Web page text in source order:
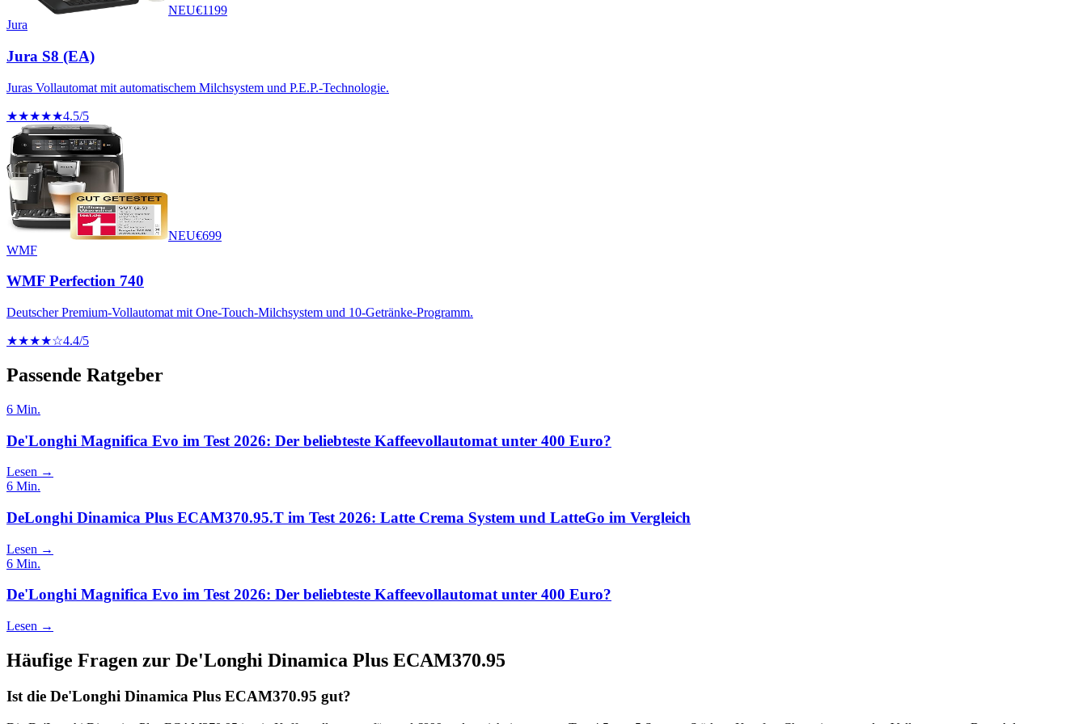
NEU€1199
Jura
Jura S8 (EA)
Juras Vollautomat mit automatischem Milchsystem und P.E.P.-Technologie.
★★★★★4.5/5
NEU€699
WMF
WMF Perfection 740
Deutscher Premium-Vollautomat mit One-Touch-Milchsystem und 10-Getränke-Programm.
★★★★☆4.4/5
Passende Ratgeber
6 Min.
De'Longhi Magnifica Evo im Test 2026: Der beliebteste Kaffeevollautomat unter 400 Euro?
Lesen →
6 Min.
DeLonghi Dinamica Plus ECAM370.95.T im Test 2026: Latte Crema System und LatteGo im Vergleich
Lesen →
6 Min.
De'Longhi Magnifica Evo im Test 2026: Der beliebteste Kaffeevollautomat unter 400 Euro?
Lesen →
Häufige Fragen zur De'Longhi Dinamica Plus ECAM370.95
Ist die De'Longhi Dinamica Plus ECAM370.95 gut?